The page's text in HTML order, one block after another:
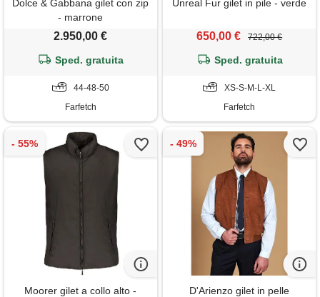
Dolce & Gabbana gilet con zip
- marrone
2.950,00 €
Sped. gratuita
44-48-50
Farfetch
Unreal Fur gilet in pile - verde
650,00 € 722,00 €
Sped. gratuita
XS-S-M-L-XL
Farfetch
Moorer gilet a collo alto -
D'Arienzo gilet in pelle